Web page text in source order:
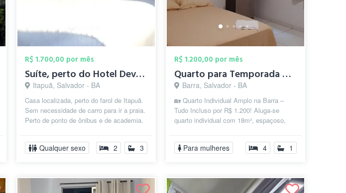
R$ 1.700,00 por mês
Suíte, perto do Hotel Deville, farol de ...
Itapuã, Salvador - BA
Casa localizada, perto do farol de Itapuã.
Sem necessidade de carro para ir a praia.
Perto de ponto de ônibus e de academia.
Qualquer sexo 2 3
R$ 1.200,00 por mês
Quarto para Temporada na Barra
Barra, Salvador - BA
🏡 Quarto Individual Amplo na Barra –
Tudo Incluso por R$ 1.200! Aluga-se
quarto individual com 18m², espaçoso,
Para mulheres 4 1